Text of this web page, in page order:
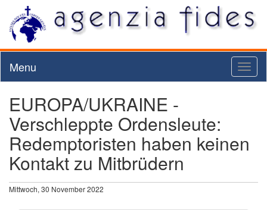
Menu
EUROPA/UKRAINE -
Verschleppte Ordensleute:
Redemptoristen haben keinen
Kontakt zu Mitbrüdern
Mittwoch, 30 November 2022